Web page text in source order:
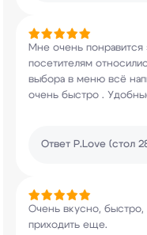
Мне очень понравится
посетителям
выбора в меню всё
очень быстро .
Ответ P.Love (стол
Очень вкусно,
приходить еще.